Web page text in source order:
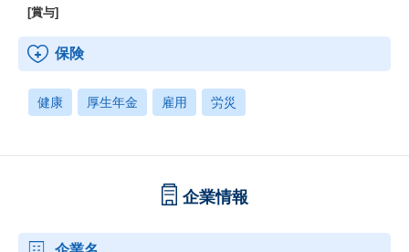
[賞与]
保険
健康 厚生年金 雇用 労災
企業情報